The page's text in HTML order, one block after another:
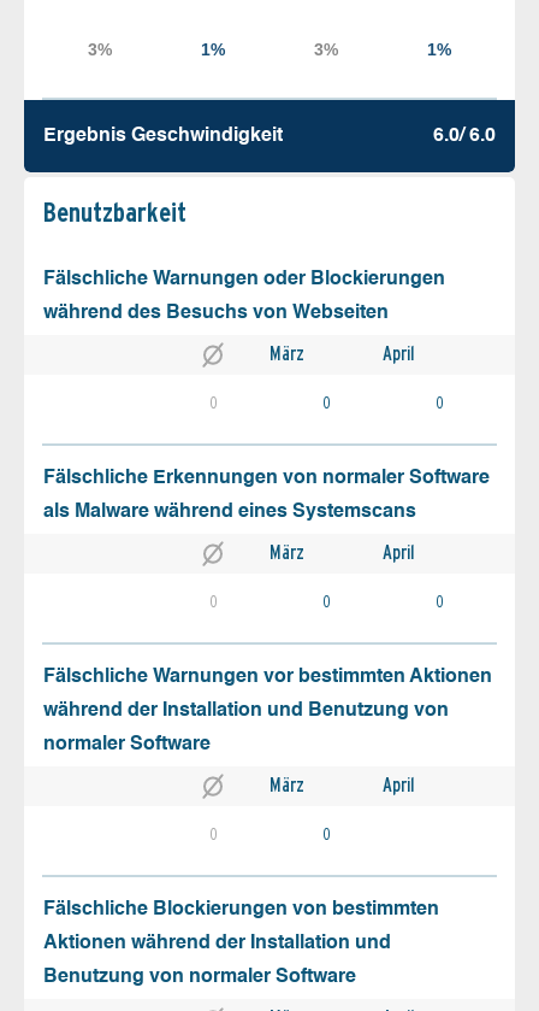
Ergebnis Geschw­indigkeit 6.0/ 6.0
Benutz­barkeit
Fälschliche Warnungen oder Blockierungen
während des Besuchs von Webseiten
März April
0 0 0
Fälschliche Erkennungen von normaler Software
als Malware während eines Systemscans
März April
0 0 0
Fälschliche Warnungen vor bestimmten Aktionen
während der Installation und Benutzung von
normaler Software
März April
0 0
Fälschliche Blockierungen von bestimmten
Aktionen während der Installation und
Benutzung von normaler Software